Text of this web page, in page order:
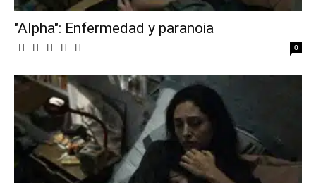
"Alpha": Enfermedad y paranoia
0